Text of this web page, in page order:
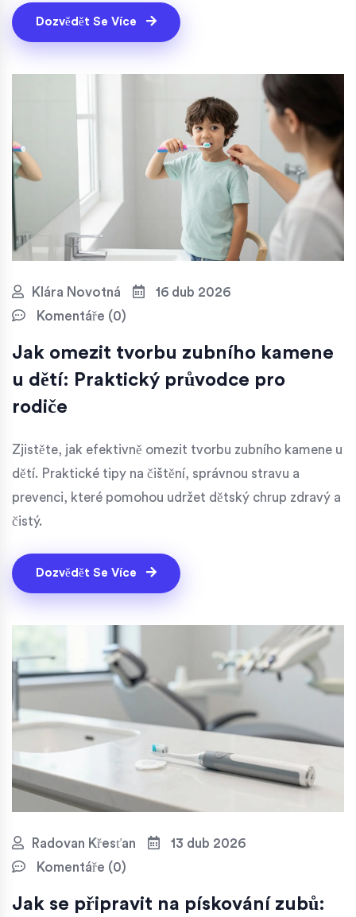
Dozvědět Se Více
Klára Novotná
16 dub 2026
Komentáře (0)
Jak omezit tvorbu zubního kamene
u dětí: Praktický průvodce pro
rodiče
Zjistěte, jak efektivně omezit tvorbu zubního kamene u
dětí. Praktické tipy na čištění, správnou stravu a
prevenci, které pomohou udržet dětský chrup zdravý a
čistý.
Dozvědět Se Více
Radovan Křesťan
13 dub 2026
Komentáře (0)
Jak se připravit na pískování zubů: